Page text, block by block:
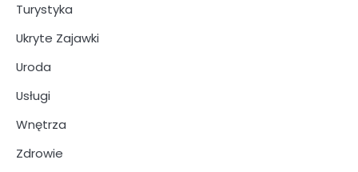
Turystyka
Ukryte Zajawki
Uroda
Usługi
Wnętrza
Zdrowie